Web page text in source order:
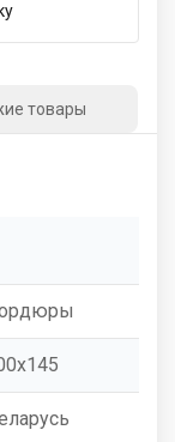
товары